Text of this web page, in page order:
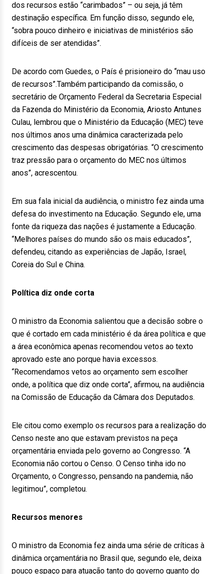
dos recursos estão “carimbados” – ou seja, já têm
destinação específica. Em função disso, segundo ele,
“sobra pouco dinheiro e iniciativas de ministérios são
difíceis de ser atendidas”.
De acordo com Guedes, o País é prisioneiro do “mau uso
de recursos”.Também participando da comissão, o
secretário de Orçamento Federal da Secretaria Especial
da Fazenda do Ministério da Economia, Ariosto Antunes
Culau, lembrou que o Ministério da Educação (MEC) teve
nos últimos anos uma dinâmica caracterizada pelo
crescimento das despesas obrigatórias. “O crescimento
traz pressão para o orçamento do MEC nos últimos
anos”, acrescentou.
Em sua fala inicial da audiência, o ministro fez ainda uma
defesa do investimento na Educação. Segundo ele, uma
fonte da riqueza das nações é justamente a Educação.
“Melhores países do mundo são os mais educados”,
defendeu, citando as experiências de Japão, Israel,
Coreia do Sul e China.
Política diz onde corta
O ministro da Economia salientou que a decisão sobre o
que é cortado em cada ministério é da área política e que
a área econômica apenas recomendou vetos ao texto
aprovado este ano porque havia excessos.
“Recomendamos vetos ao orçamento sem escolher
onde, a política que diz onde corta”, afirmou, na audiência
na Comissão de Educação da Câmara dos Deputados.
Ele citou como exemplo os recursos para a realização do
Censo neste ano que estavam previstos na peça
orçamentária enviada pelo governo ao Congresso. “A
Economia não cortou o Censo. O Censo tinha ido no
Orçamento, o Congresso, pensando na pandemia, não
legitimou”, completou.
Recursos menores
O ministro da Economia fez ainda uma série de críticas à
dinâmica orçamentária no Brasil que, segundo ele, deixa
pouco espaço para atuação tanto do governo quanto do